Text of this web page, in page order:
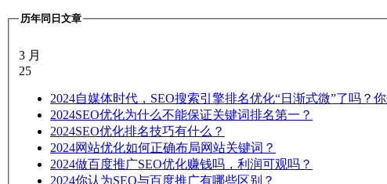
历年同日文章
3 月
25
2024自媒体时代，SEO搜索引擎排名优化“日渐式微”了吗？
2024SEO优化为什么不能保证关键词排名第一？
2024SEO优化排名技巧有什么？
2024网站优化如何正确布局网站关键词？
2024做百度推广SEO优化赚钱吗，利润可观吗？
2024你认为SEO与百度推广有哪些区别？